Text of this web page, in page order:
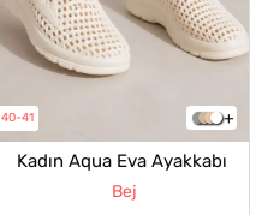
40-41
Kadın Aqua Eva Ayakkabı
Bej